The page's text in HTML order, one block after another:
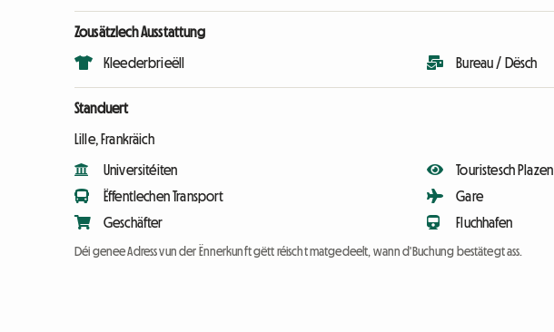
Zousätzlech Ausstattung
Kleederbrieëll Bureau / Dësch
Standuert
Lille, Frankräich
Universitéiten
Ëffentlechen Transport
Geschäfter
Touristesch Plazen
Gare
Fluchhafen
Déi genee Adress vun der Ënnerkunft gëtt réischt matgedeelt, wann d'Buchung bestätegt ass.